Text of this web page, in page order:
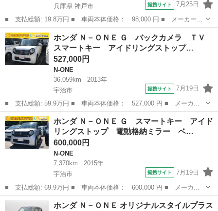
兵庫県 神戸市
提携サイト 7月25日
■ 支払総額: 19.8万円 ■ 車両本体価格： 98,000 円 ■ メーカー
名： ホンダ ■ 車種名： Ｎ－ＯＮＥ ■ グレード名： Ｇ 検２
年 メモリーナビ ＥＴＣ 地デジ スマートキー ベンチシート
メモリーナビ ...
兵庫 神戸市 N-ONE
ホンダ Ｎ－ＯＮＥ Ｇ バックカメラ ＴＶ
スマートキー アイドリングストップ…
527,000円
N-ONE
36,059km
2013年
宇治市
提携サイト 7月19日
■ 支払総額: 59.9万円 ■ 車両本体価格： 527,000 円 ■ メーカー
名： ホンダ ■ 車種名： Ｎ－ＯＮＥ ■ グレード名： Ｇ バッ
クカメラ ＴＶ スマートキー アイドリングストップ 電動格納ミ
ラー ベンチ...
京都 宇治市 N-ONE
ホンダ Ｎ－ＯＮＥ Ｇ スマートキー アイド
リングストップ 電動格納ミラー ベ…
600,000円
N-ONE
7,370km
2015年
宇治市
提携サイト 7月19日
■ 支払総額: 69.9万円 ■ 車両本体価格： 600,000 円 ■ メーカー
名： ホンダ ■ 車種名： Ｎ－ＯＮＥ ■ グレード名： Ｇ スマ
ートキー アイドリングストップ 電動格納ミラー ベンチシート
京都 N-ONE
ホンダ Ｎ－ＯＮＥ オリジナルスタイルプラス